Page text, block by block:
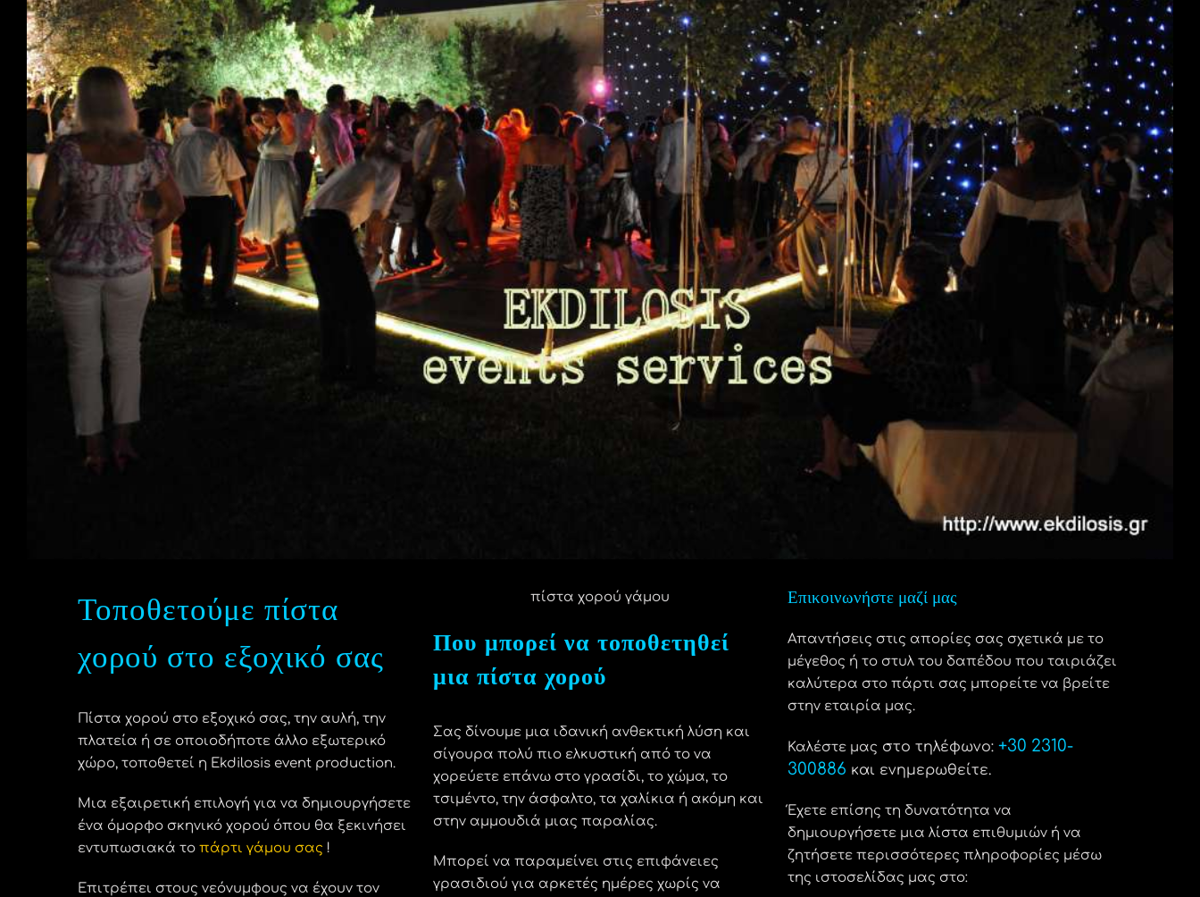
Τοποθετούμε πίστα
χορού στο εξοχικό σας
Πίστα χορού στο εξοχικό σας, την αυλή, την
πλατεία ή σε οποιοδήποτε άλλο εξωτερικό
χώρο, τοποθετεί η Ekdilosis event production.
Μια εξαιρετική επιλογή για να δημιουργήσετε
ένα όμορφο σκηνικό χορού όπου θα ξεκινήσει
εντυπωσιακά το πάρτι γάμου σας !
Επιτρέπει στους νεόνυμφους να έχουν τον
πίστα χορού γάμου
Που μπορεί να τοποθετηθεί
μια πίστα χορού
Σας δίνουμε μια ιδανική ανθεκτική λύση και
σίγουρα πολύ πιο ελκυστική από το να
χορεύετε επάνω στογρασίδι, το χώμα, το
τσιμέντο, την άσφαλτο, τα χαλίκια ή ακόμη και
στην αμμουδιά μιας παραλίας.
Μπορεί να παραμείνει στις επιφάνειες
γρασιδιού για αρκετές ημέρες χωρίς να
Επικοινωνήστε μαζί μας
Απαντήσεις στις απορίες σας σχετικά με το
μέγεθος ή το στυλ του δαπέδου που ταιριάζει
καλύτερα στο πάρτι σας μπορείτε να βρείτε
στην εταιρία μας.
Καλέστε μας στο τηλέφωνο: +30 2310-
300886 και ενημερωθείτε.
Έχετε επίσης τη δυνατότητα να
δημιουργήσετε μια λίστα επιθυμιών ή να
ζητήσετε περισσότερες πληροφορίες μέσω
της ιστοσελίδας μας στο: